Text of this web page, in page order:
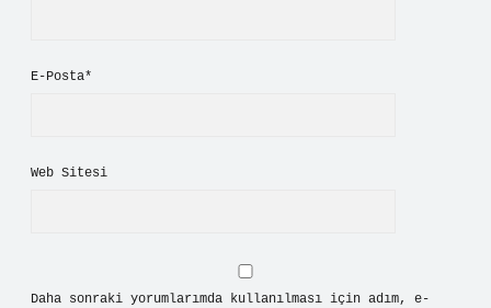
E-Posta*
Web Sitesi
Daha sonraki yorumlarımda kullanılması için adım, e-